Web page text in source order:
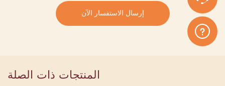
إرسال الاستفسار الآن
المنتجات ذات الصلة